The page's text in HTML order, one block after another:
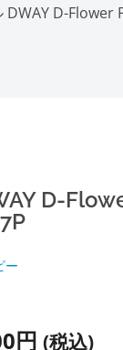
DWAY D-Flower
D-
ー
円 (税込)